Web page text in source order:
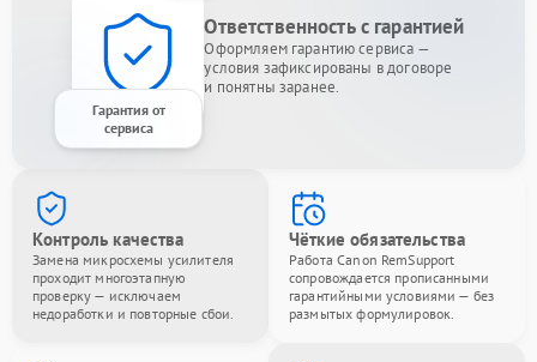
Гарантия от
сервиса
Ответственность с гарантией
Оформляем гарантию сервиса —
условия зафиксированы в договоре
и понятны заранее.
Контроль качества
Замена микросхемы усилителя
проходит многоэтапную
проверку — исключаем
недоработки и повторные сбои.
Чёткие обязательства
Работа Canon RemSupport
сопровождается прописанными
гарантийными условиями — без
размытых формулировок.